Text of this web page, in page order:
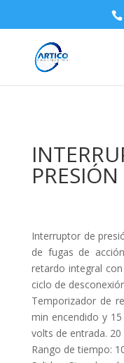
PRESIÓN
Interruptor de
de fugas de
retardo integral
ciclo de
Temporizador de
min encendido y
volts de entrada. 20
Rango de tiempo: